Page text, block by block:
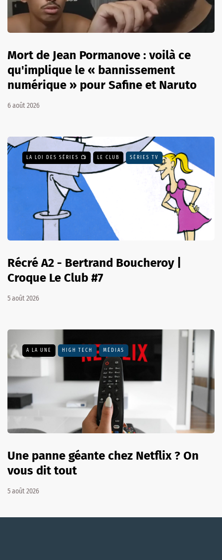
Mort de Jean Pormanove : voilà ce
qu'implique le « bannissement
numérique » pour Safine et Naruto
6 août 2026
LA LOI DES SÉRIES 📺 LE CLUB SÉRIES TV
Récré A2 - Bertrand Boucheroy |
Croque Le Club #7
5 août 2026
A LA UNE HIGH TECH MÉDIAS
Une panne géante chez Netflix ? On
vous dit tout
5 août 2026